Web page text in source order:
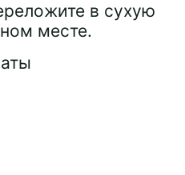
в сухую
месте.